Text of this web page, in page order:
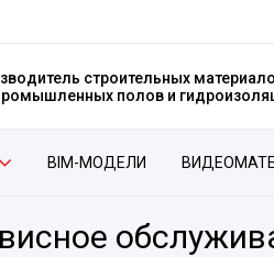
строительных
полов и
BIM-МОДЕЛИ